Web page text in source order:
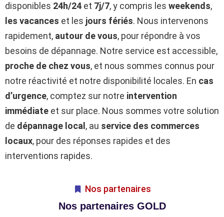
disponibles 24h/24 et 7j/7, y compris les weekends,
les vacances et les jours fériés. Nous intervenons
rapidement, autour de vous, pour répondre à vos
besoins de dépannage. Notre service est accessible,
proche de chez vous, et nous sommes connus pour
notre réactivité et notre disponibilité locales. En cas
d’urgence, comptez sur notre intervention
immédiate et sur place. Nous sommes votre solution
de dépannage local , au service des commerces
locaux, pour des réponses rapides et des
interventions rapides.
Nos partenaires
Nos partenaires GOLD